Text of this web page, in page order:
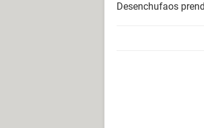
Desenchufaos